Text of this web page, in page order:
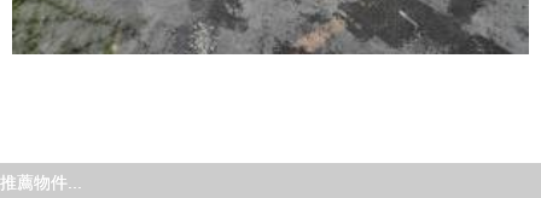
推薦物件...